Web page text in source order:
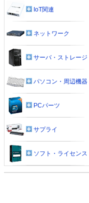
IoT関連
ネットワーク
サーバ・ストレージ
パソコン・周辺機器
PCパーツ
サプライ
ソフト・ライセンス